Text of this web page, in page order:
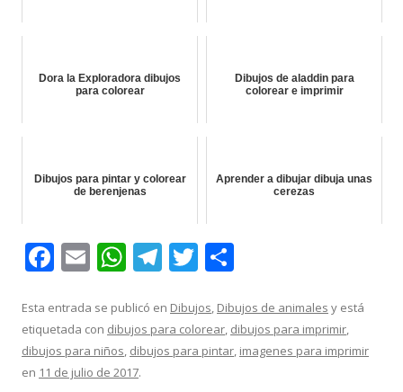
Dora la Exploradora dibujos
para colorear
Dibujos de aladdin para
colorear e imprimir
Dibujos para pintar y colorear
de berenjenas
Aprender a dibujar dibuja unas
cerezas
F
e
b
o
E
ai
l
W
at
s
A
T
e
gr
T
itt
er
m
p
Esta entrada se publicó en Dibujos, Dibujos de animales y está
etiquetada con dibujos para colorear, dibujos para imprimir,
dibujos para niños, dibujos para pintar, imagenes para imprimir
en 11 de julio de 2017.